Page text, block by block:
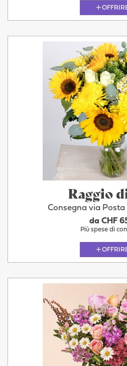
Raggio
Consegna via Posta
da CHF
Più spese di